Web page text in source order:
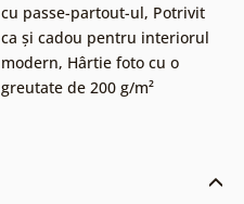
cu passe-partout-ul, Potrivit
ca și cadou pentru interiorul
modern, Hârtie foto cu o
greutate de 200 g/m²